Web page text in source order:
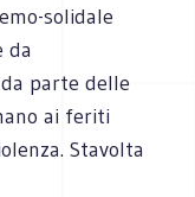
solidale
da
parte delle
ai feriti
Stavolta